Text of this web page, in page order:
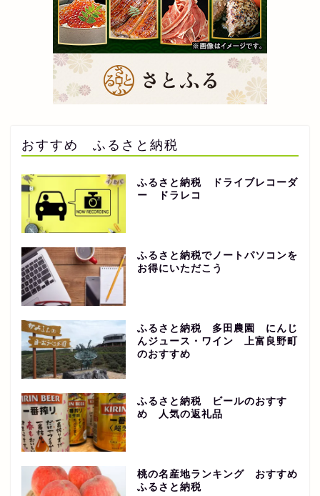
おすすめ ふるさと納税
ふるさと納税 ドライブレコーダ
ー ドラレコ
ふるさと納税でノートパソコンを
お得にいただこう
ふるさと納税 多田農園 にんじ
んジュース・ワイン 上富良野町
のおすすめ
ふるさと納税 ビールのおすす
め 人気の返礼品
桃の名産地ランキング おすすめ
ふるさと納税